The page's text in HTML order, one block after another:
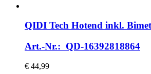
QIDI Tech Hotend inkl.
Art.-Nr.: QD-16392818864
€ 44,99